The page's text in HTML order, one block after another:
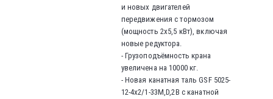
и новых двигателей
передвижения с тормозом
(мощность 2x5,5 кВт), включая
новые редуктора.
- Грузоподъёмность крана
увеличена на 10000 кг.
- Новая канатная таль GSF 5025-
12-4x2/1-33M,D,2B с канатной